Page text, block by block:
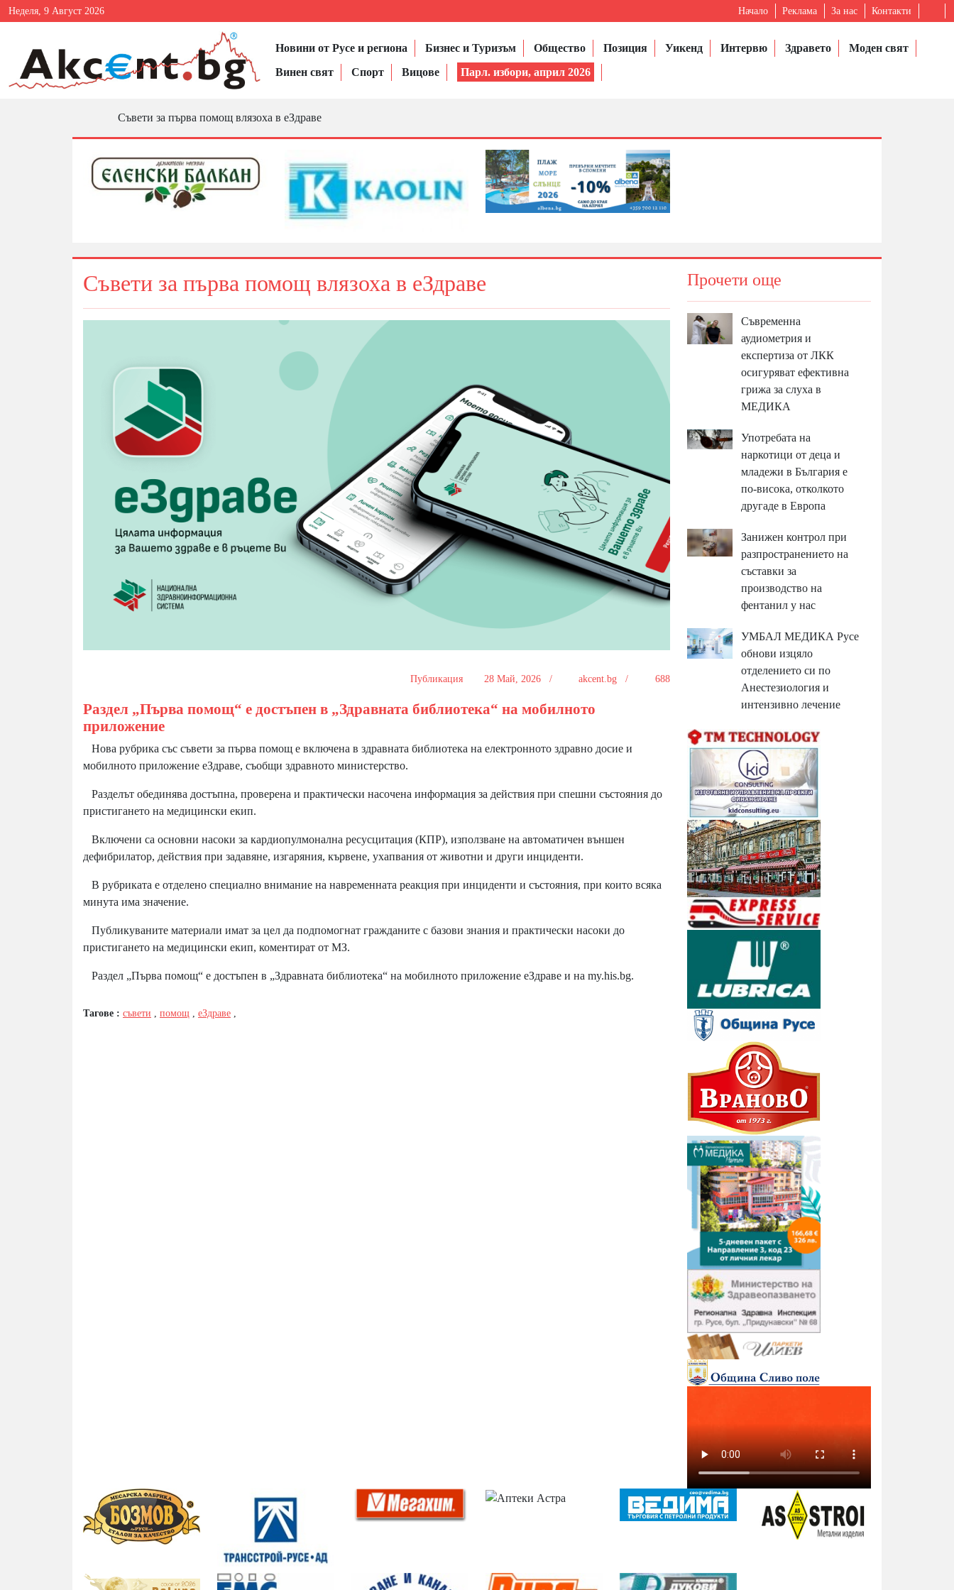
Неделя, 9 Август 2026 Начало Реклама За нас Контакти
Новини от Русе и региона Бизнес и Туризъм Общество Позиция Уикенд Интервю Здравето
Моден свят
Винен свят
Спорт Вицове Парл. избори, април 2026
Съвети за първа помощ влязоха в еЗдраве
Съвети за първа помощ влязоха в еЗдраве
Публикация 28 Май, 2026 / akcent.bg / 688
Раздел „Първа помощ“ е достъпен в „Здравната библиотека“ на мобилното
приложение
Нова рубрика със съвети за първа помощ е включена в здравната библиотека на електронното здравно досие и
мобилното приложение еЗдраве, съобщи здравното министерство.
Разделът обединява достъпна, проверена и практически насочена информация за действия при спешни състояния до
пристигането на медицински екип.
Включени са основни насоки за кардиопулмонална ресусцитация (КПР), използване на автоматичен външен
дефибрилатор, действия при задавяне, изгаряния, кървене, ухапвания от животни и други инциденти.
В рубриката е отделено специално внимание на навременната реакция при инциденти и състояния, при които всяка
минута има значение.
Публикуваните материали имат за цел да подпомогнат гражданите с базови знания и практически насоки до
пристигането на медицински екип, коментират от МЗ.
Раздел „Първа помощ“ е достъпен в „Здравната библиотека“ на мобилното приложение еЗдраве и на my.his.bg.
Тагове : съвети помощ еЗдраве
Прочети още
Съвременна
аудиометрия и
експертиза от ЛКК
осигуряват ефективна
грижа за слуха в
МЕДИКА
Употребата на
наркотици от деца и
младежи в България е
по-висока, отколкото
другаде в Европа
Занижен контрол при
разпространението на
съставки за
производство на
фентанил у нас
УМБАЛ МЕДИКА Русе
обнови изцяло
отделението си по
Анестезиология и
интензивно лечение